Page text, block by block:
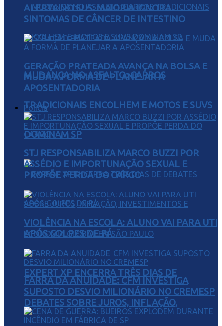
MUDANÇA NO ASFALTO: CARROS
TRADICIONAIS ENCOLHEM E MOTOS E SUVS
DOMINAM SP
EXPERT XP ENCERRA TRÊS DIAS DE
DEBATES SOBRE JUROS, INFLAÇÃO,
ALERTA NO SUS: MAIORIA IGNORA
SINTOMAS DE CÂNCER DE INTESTINO
GERAÇÃO PRATEADA AVANÇA NA BOLSA E
MUDA A FORMA DE PLANEJAR A
APOSENTADORIA
Polícia
STJ RESPONSABILIZA MARCO BUZZI POR
ASSÉDIO E IMPORTUNAÇÃO SEXUAL E
PROPÕE PERDA DO CARGO
VIOLÊNCIA NA ESCOLA: ALUNO VAI PARA UTI
APÓS GOLPES DE PÁ
FARRA DA ANUIDADE: CFM INVESTIGA
SUPOSTO DESVIO MILIONÁRIO NO CREMESP